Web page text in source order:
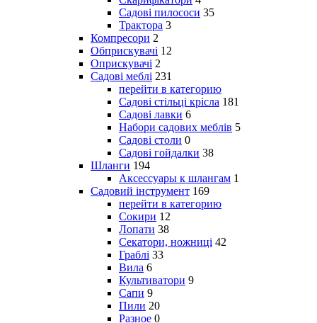
Садові пилососи 35
Трактора 3
Компресори 2
Обприскувачі 12
Оприскувачі 2
Садові меблі 231
перейти в категорию
Садові стільці крісла 181
Садові лавки 6
Набори садових меблів 5
Садові столи 0
Садові гойдалки 38
Шланги 194
Аксессуары к шлангам 1
Садовий інструмент 169
перейти в категорию
Сокири 12
Лопати 38
Секатори, ножниці 42
Граблі 33
Вила 6
Культиватори 9
Сапи 9
Пили 20
Разное 0